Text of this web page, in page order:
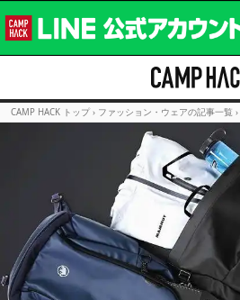
CAMP HACK トップ › ファッション・ウェアの記事一覧 ›